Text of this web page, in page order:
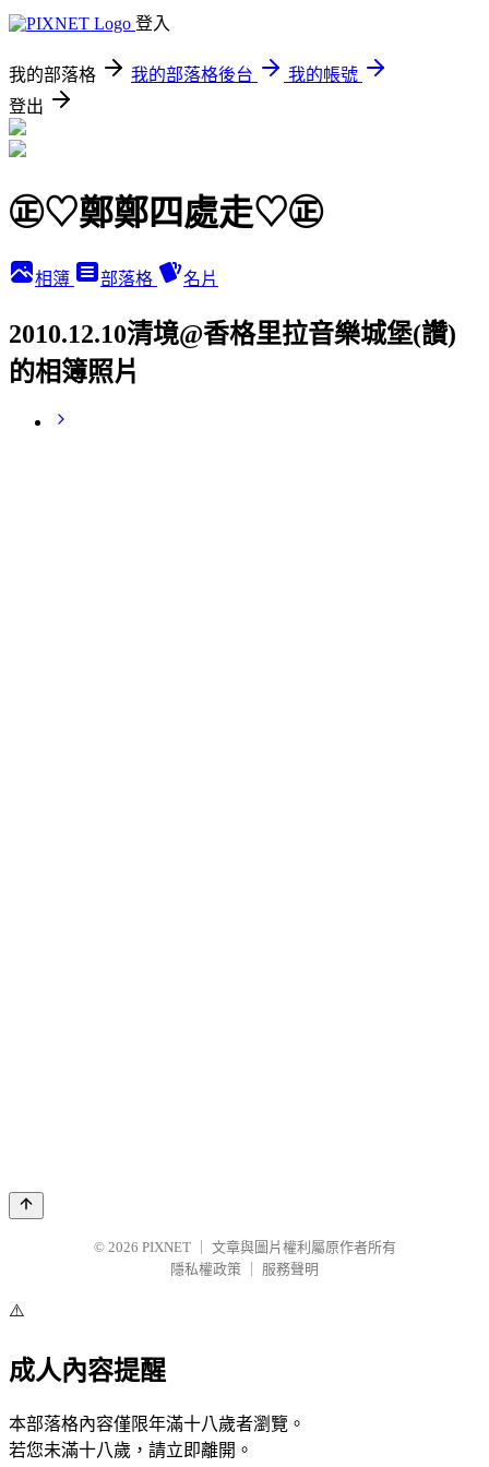
登入
我的部落格 我的部落格後台
我的帳號
登出
㊣♡鄭鄭四處走♡㊣
相簿 部落格 名片
2010.12.10清境@香格里拉音樂城堡(讚)
的相簿照片
© 2026 PIXNET
文章與圖片權利屬原作者所有
隱私權政策
服務聲明
⚠️
成人內容提醒
本部落格內容僅限年滿十八歲者瀏覽。
若您未滿十八歲，請立即離開。